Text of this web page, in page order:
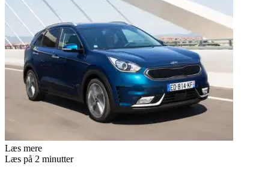
Læs mere
Læs på 2 minutter